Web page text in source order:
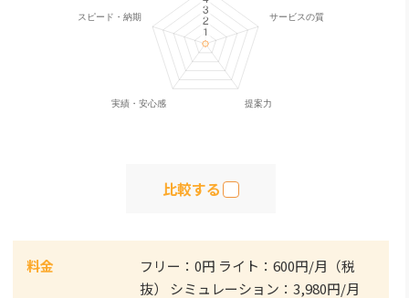
比較する
料金
フリー：0円 ライト：600円/月（税
抜） シミュレーション：3,980円/月